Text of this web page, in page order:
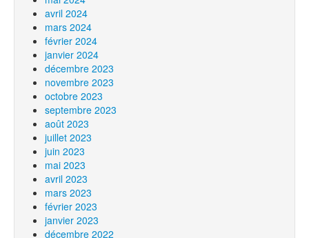
avril 2024
mars 2024
février 2024
janvier 2024
décembre 2023
novembre 2023
octobre 2023
septembre 2023
août 2023
juillet 2023
juin 2023
mai 2023
avril 2023
mars 2023
février 2023
janvier 2023
décembre 2022